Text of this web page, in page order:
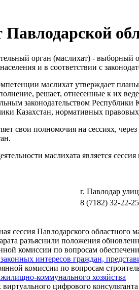
орган (маслихат) - выборный
и в соответствии с
маслихат утверждает
решает, отнесенные к их
законодательством
Казахстан, нормативных
свои полномочия на сессиях,
маслихата является
г. Павлодар
8 (7182) 32-22-25
интересов граждан,
коммунального хозяйства